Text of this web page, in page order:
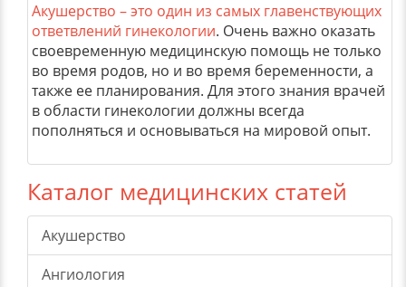
Акушерство – это один из самых главенствующих
ответвлений гинекологии. Очень важно оказать
своевременную медицинскую помощь не только
во время родов, но и во время беременности, а
также ее планирования. Для этого знания врачей
в области гинекологии должны всегда
пополняться и основываться на мировой опыт.
Каталог медицинских статей
Акушерство
Ангиология